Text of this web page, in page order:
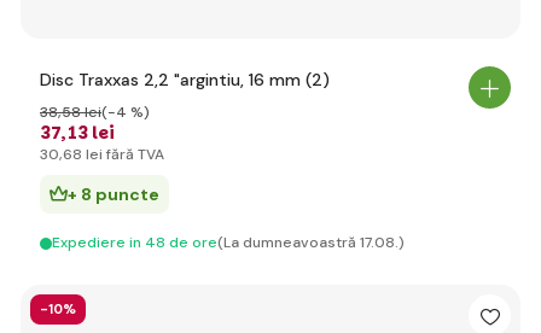
Disc Traxxas 2,2 "argintiu, 16 mm (2)
37,13 lei
38,58 lei(-4 %)
30,68 lei fără TVA
+ 8 puncte
Expediere in 48 de ore(La dumneavoastră 17.08.)
-10%